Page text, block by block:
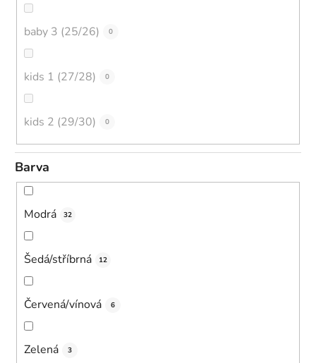
baby 3 (25/26) 0
kids 1 (27/28) 0
kids 2 (29/30) 0
Barva
Modrá 32
Šedá/stříbrná 12
Červená/vínová 6
Zelená 3